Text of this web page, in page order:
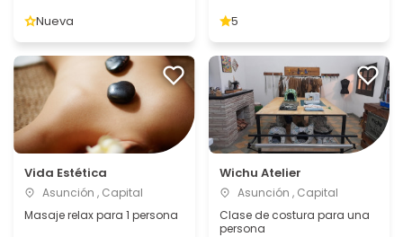
Nueva 5
Vida Estética
Asunción , Capital
Masaje relax para 1 persona
Wichu Atelier
Asunción , Capital
Clase de costura para una
persona